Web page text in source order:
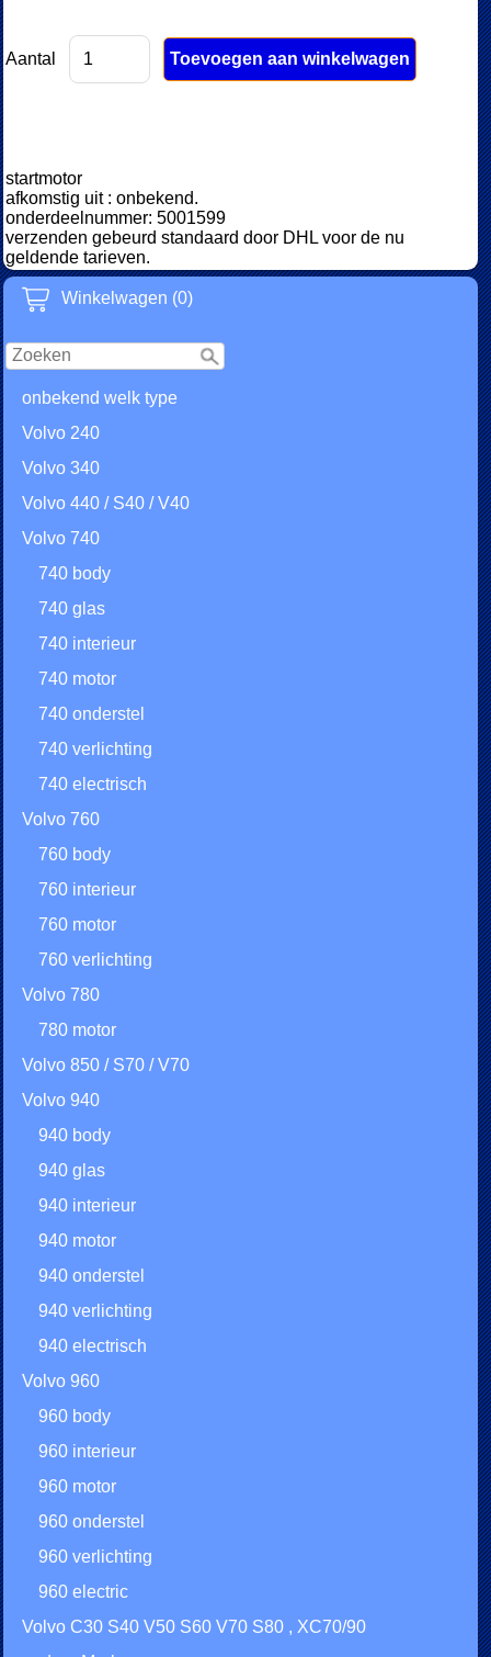
Winkelwagen (0)
onbekend welk type
Volvo 240
Volvo 340
Volvo 440 / S40 / V40
Volvo 740
740 body
740 glas
740 interieur
740 motor
740 onderstel
740 verlichting
740 electrisch
Volvo 760
760 body
760 interieur
760 motor
760 verlichting
Volvo 780
780 motor
Volvo 850 / S70 / V70
Volvo 940
940 body
940 glas
940 interieur
940 motor
940 onderstel
940 verlichting
940 electrisch
Volvo 960
960 body
960 interieur
960 motor
960 onderstel
960 verlichting
960 electric
Volvo C30 S40 V50 S60 V70 S80 , XC70/90
Aantal
startmotor
afkomstig uit : onbekend.
onderdeelnummer: 5001599
verzenden gebeurd standaard door DHL voor de nu
geldende tarieven.